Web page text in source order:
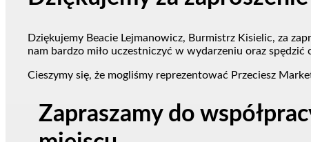
Dziękujemy Beacie Lejmanowicz, Burmistrz Kisielic, za
nam bardzo miło uczestniczyć w wydarzeniu oraz spędzić
Cieszymy się, że mogliśmy reprezentować Przeciesz
Zapraszamy do